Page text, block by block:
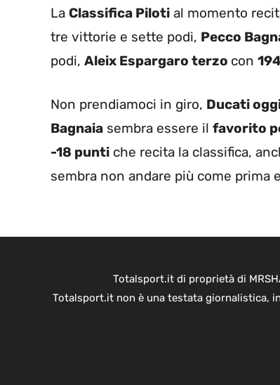
La Classifica Piloti al momento
tre vittorie e sette podi, Pecco
podi, Aleix Espargaro terzo con
Non prendiamoci in giro, Ducati
Bagnaia sembra essere il favorito
-18 punti che recita la classifica,
sembra non andare più come prima
Totalsport.it di proprietà di
Totalsport.it non è una testata giornalistica,